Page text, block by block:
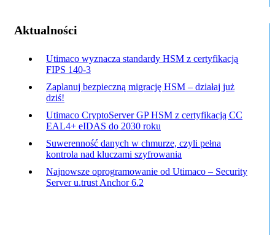
Aktualności
Utimaco wyznacza standardy HSM z certyfikacją
FIPS 140-3
Zaplanuj bezpieczną migrację HSM – działaj już
dziś!
Utimaco CryptoServer GP HSM z certyfikacją CC
EAL4+ eIDAS do 2030 roku
Suwerenność danych w chmurze, czyli pełna
kontrola nad kluczami szyfrowania
Najnowsze oprogramowanie od Utimaco – Security
Server u.trust Anchor 6.2